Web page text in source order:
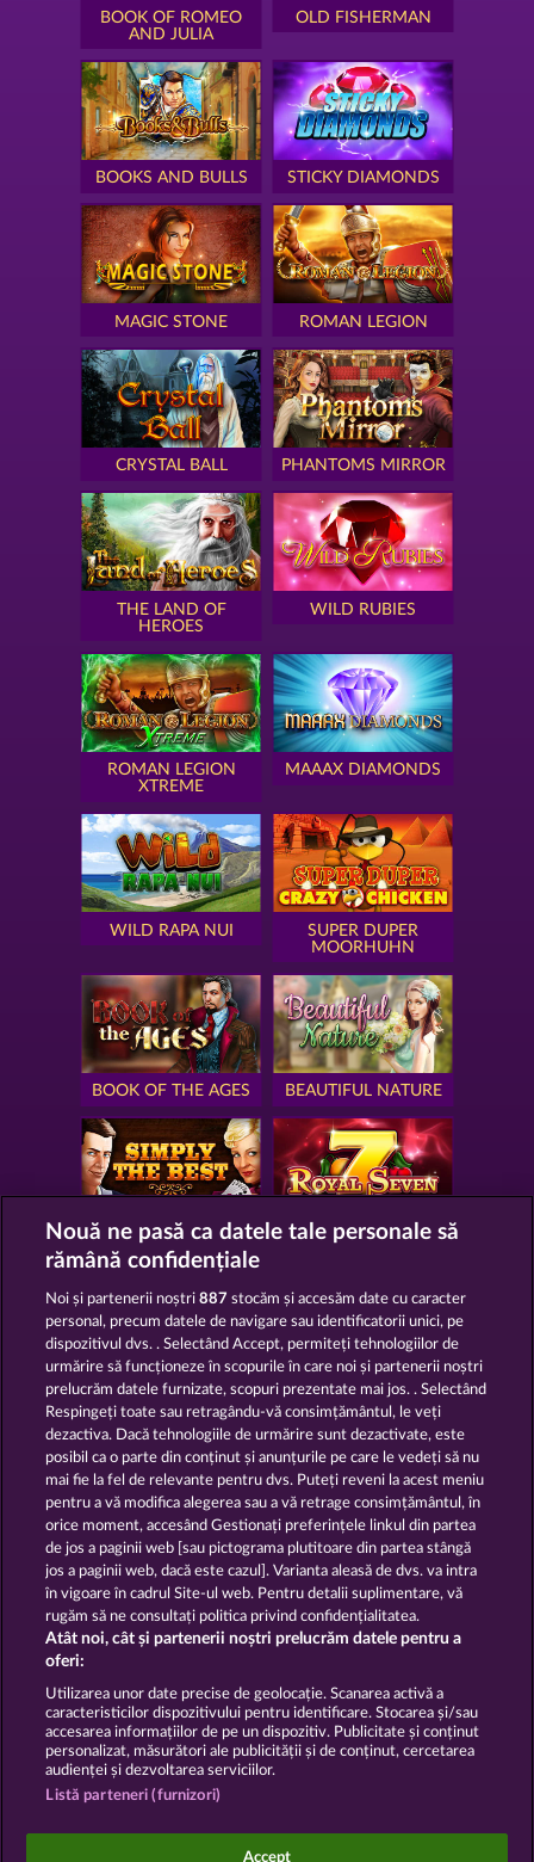
BOOK OF ROMEO
AND JULIA
OLD FISHERMAN
BOOKS AND BULLS STICKY DIAMONDS
MAGIC STONE ROMAN LEGION
CRYSTAL BALL PHANTOMS MIRROR
THE LAND OF
HEROES
WILD RUBIES
ROMAN LEGION
XTREME
MAAAX DIAMONDS
WILD RAPA NUI
SUPER DUPER
MOORHUHN
BOOK OF THE AGES BEAUTIFUL NATURE
SIMPLY THE BEST ROYAL SEVEN
GOLDEN EI OF
MOORHUHN
FOREVER
DIAMONDS
Afișează toate jocurile
Termeni și condiții
Declarație de confidențialitate
Asistență tehnică Firmă
Trimite Cererea de Retragere
Jocurile din cazinoul de socializare au ca unic scop
Nouă ne pasă ca datele tale personale să
rămână confidențiale
Noi și partenerii noștri887 stocăm și accesăm date cu caracter
personal, precum datele de navigare sau identificatorii unici, pe
dispozitivul dvs. . Selectând Accept, permiteți tehnologiilor de
urmărire să funcționeze în scopurile în care noi și partenerii noștri
prelucrăm datele furnizate, scopuri prezentate mai jos. . Selectând
Respingeți toate sau retragându-vă consimțământul, le veți
dezactiva. Dacă tehnologiile de urmărire sunt dezactivate, este
posibil ca o parte din conținut și anunțurile pe care le vedeți să nu
mai fie la fel de relevante pentru dvs. Puteți reveni la acest meniu
pentru a vă modifica alegerea sau a vă retrage consimțământul, în
orice moment, accesând Gestionați preferințele linkul din partea
de jos a paginii web [sau pictograma plutitoare din partea stângă
jos a paginii web, dacă este cazul]. Varianta aleasă de dvs. va intra
în vigoare în cadrul Site-ul web. Pentru detalii suplimentare, vă
rugăm să ne consultați politica privind confidențialitatea.
Atât noi, cât și partenerii noștri prelucrăm datele pentru a
oferi:
Utilizarea unor date precise de geolocație. Scanarea activă a
caracteristicilor dispozitivului pentru identificare. Stocarea și/sau
accesarea informațiilor de pe un dispozitiv. Publicitate și conținut
personalizat, măsurători ale publicității și de conținut, cercetarea
audienței și dezvoltarea serviciilor.
Listă parteneri (furnizori)
Accept